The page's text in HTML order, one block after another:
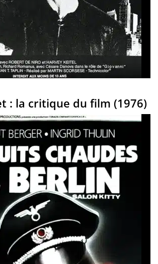
: la critique du film (1976)